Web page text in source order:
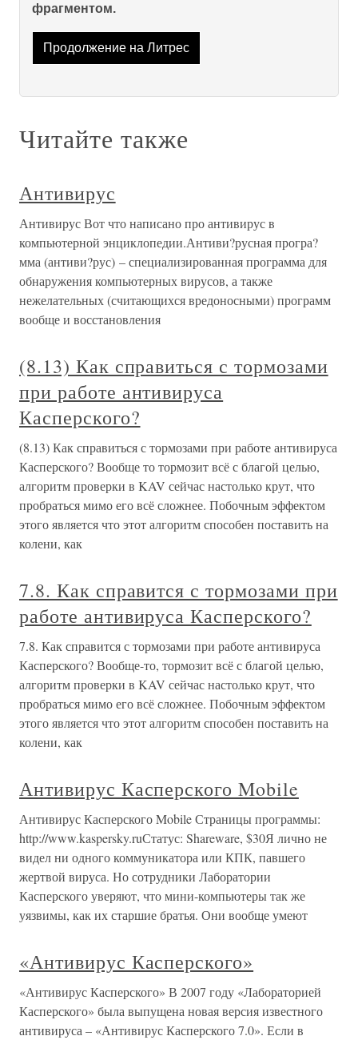
фрагментом.
Продолжение на Литрес
Читайте также
Антивирус
Антивирус Вот что написано про антивирус в
компьютерной энциклопедии.Антиви?русная програ?
мма (антиви?рус) – специализированная программа для
обнаружения компьютерных вирусов, а также
нежелательных (считающихся вредоносными) программ
вообще и восстановления
(8.13) Как справиться с тормозами
при работе антивируса
Касперского?
(8.13) Как справиться с тормозами при работе антивируса
Касперского? Вообще то тормозит всё с благой целью,
алгоритм проверки в KAV сейчас настолько крут, что
пробраться мимо его всё сложнее. Побочным эффектом
этого является что этот алгоритм способен поставить на
колени, как
7.8. Как справится с тормозами при
работе антивируса Касперского?
7.8. Как справится с тормозами при работе антивируса
Касперского? Вообще-то, тормозит всё с благой целью,
алгоритм проверки в KAV сейчас настолько крут, что
пробраться мимо его всё сложнее. Побочным эффектом
этого является что этот алгоритм способен поставить на
колени, как
Антивирус Касперского Mobile
Антивирус Касперского Mobile Страницы программы:
http://www.kaspersky.ruСтатус: Shareware, $30Я лично не
видел ни одного коммуникатора или КПК, павшего
жертвой вируса. Но сотрудники Лаборатории
Касперского уверяют, что мини-компьютеры так же
уязвимы, как их старшие братья. Они вообще умеют
«Антивирус Касперского»
«Антивирус Касперского» В 2007 году «Лабораторией
Касперского» была выпущена новая версия известного
антивируса – «Антивирус Касперского 7.0». Если в